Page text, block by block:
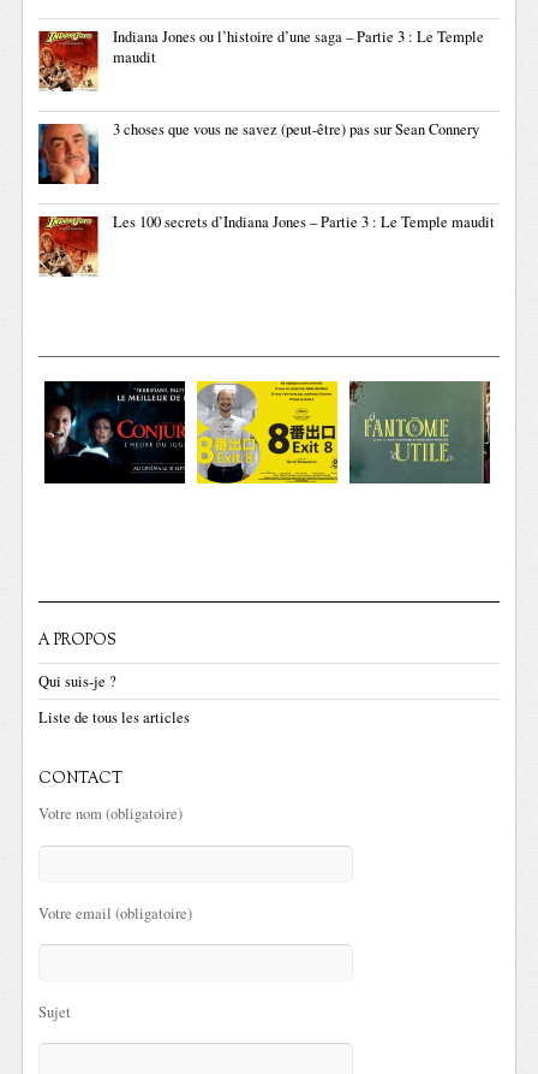
Indiana Jones ou l’histoire d’une saga – Partie 3 : Le Temple
maudit
3 choses que vous ne savez (peut-être) pas sur Sean Connery
Les 100 secrets d’Indiana Jones – Partie 3 : Le Temple maudit
A PROPOS
Qui suis-je ?
Liste de tous les articles
CONTACT
Votre nom (obligatoire)
Votre email (obligatoire)
Sujet